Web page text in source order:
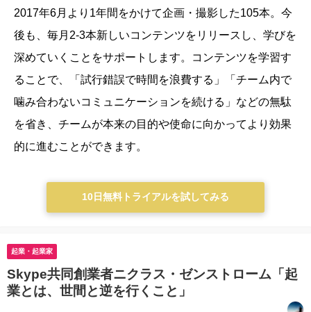
2017年6月より1年間をかけて企画・撮影した105本。今
後も、毎月2-3本新しいコンテンツをリリースし、学びを
深めていくことをサポートします。
コンテンツを学習す
ることで、「試行錯誤で時間を浪費する」「チーム内で
噛み合わないコミュニケーションを続ける」などの無駄
を省き、チームが本来の目的や使命に向かってより効果
的に進むことができます。
10日無料トライアルを試してみる
起業・起業家
Skype共同創業者ニクラス・ゼンストローム「起
業とは、世間と逆を行くこと」